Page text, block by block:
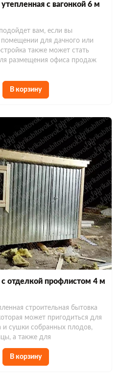
с вагонкой 6 м
вам, если вы
для дачного или
также может стать
размещения офиса продаж
В корзину
отделкой профлистом 4 м
строительная бытовка
может пригодиться для
и сушки собранных плодов,
а также для
В корзину